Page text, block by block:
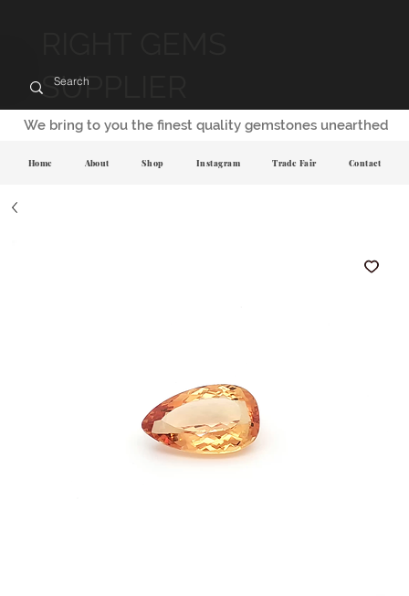
SUPPLIER
We bring to you the finest quality gemstones unearthed
Home About Shop Instagram Trade Fair Contact